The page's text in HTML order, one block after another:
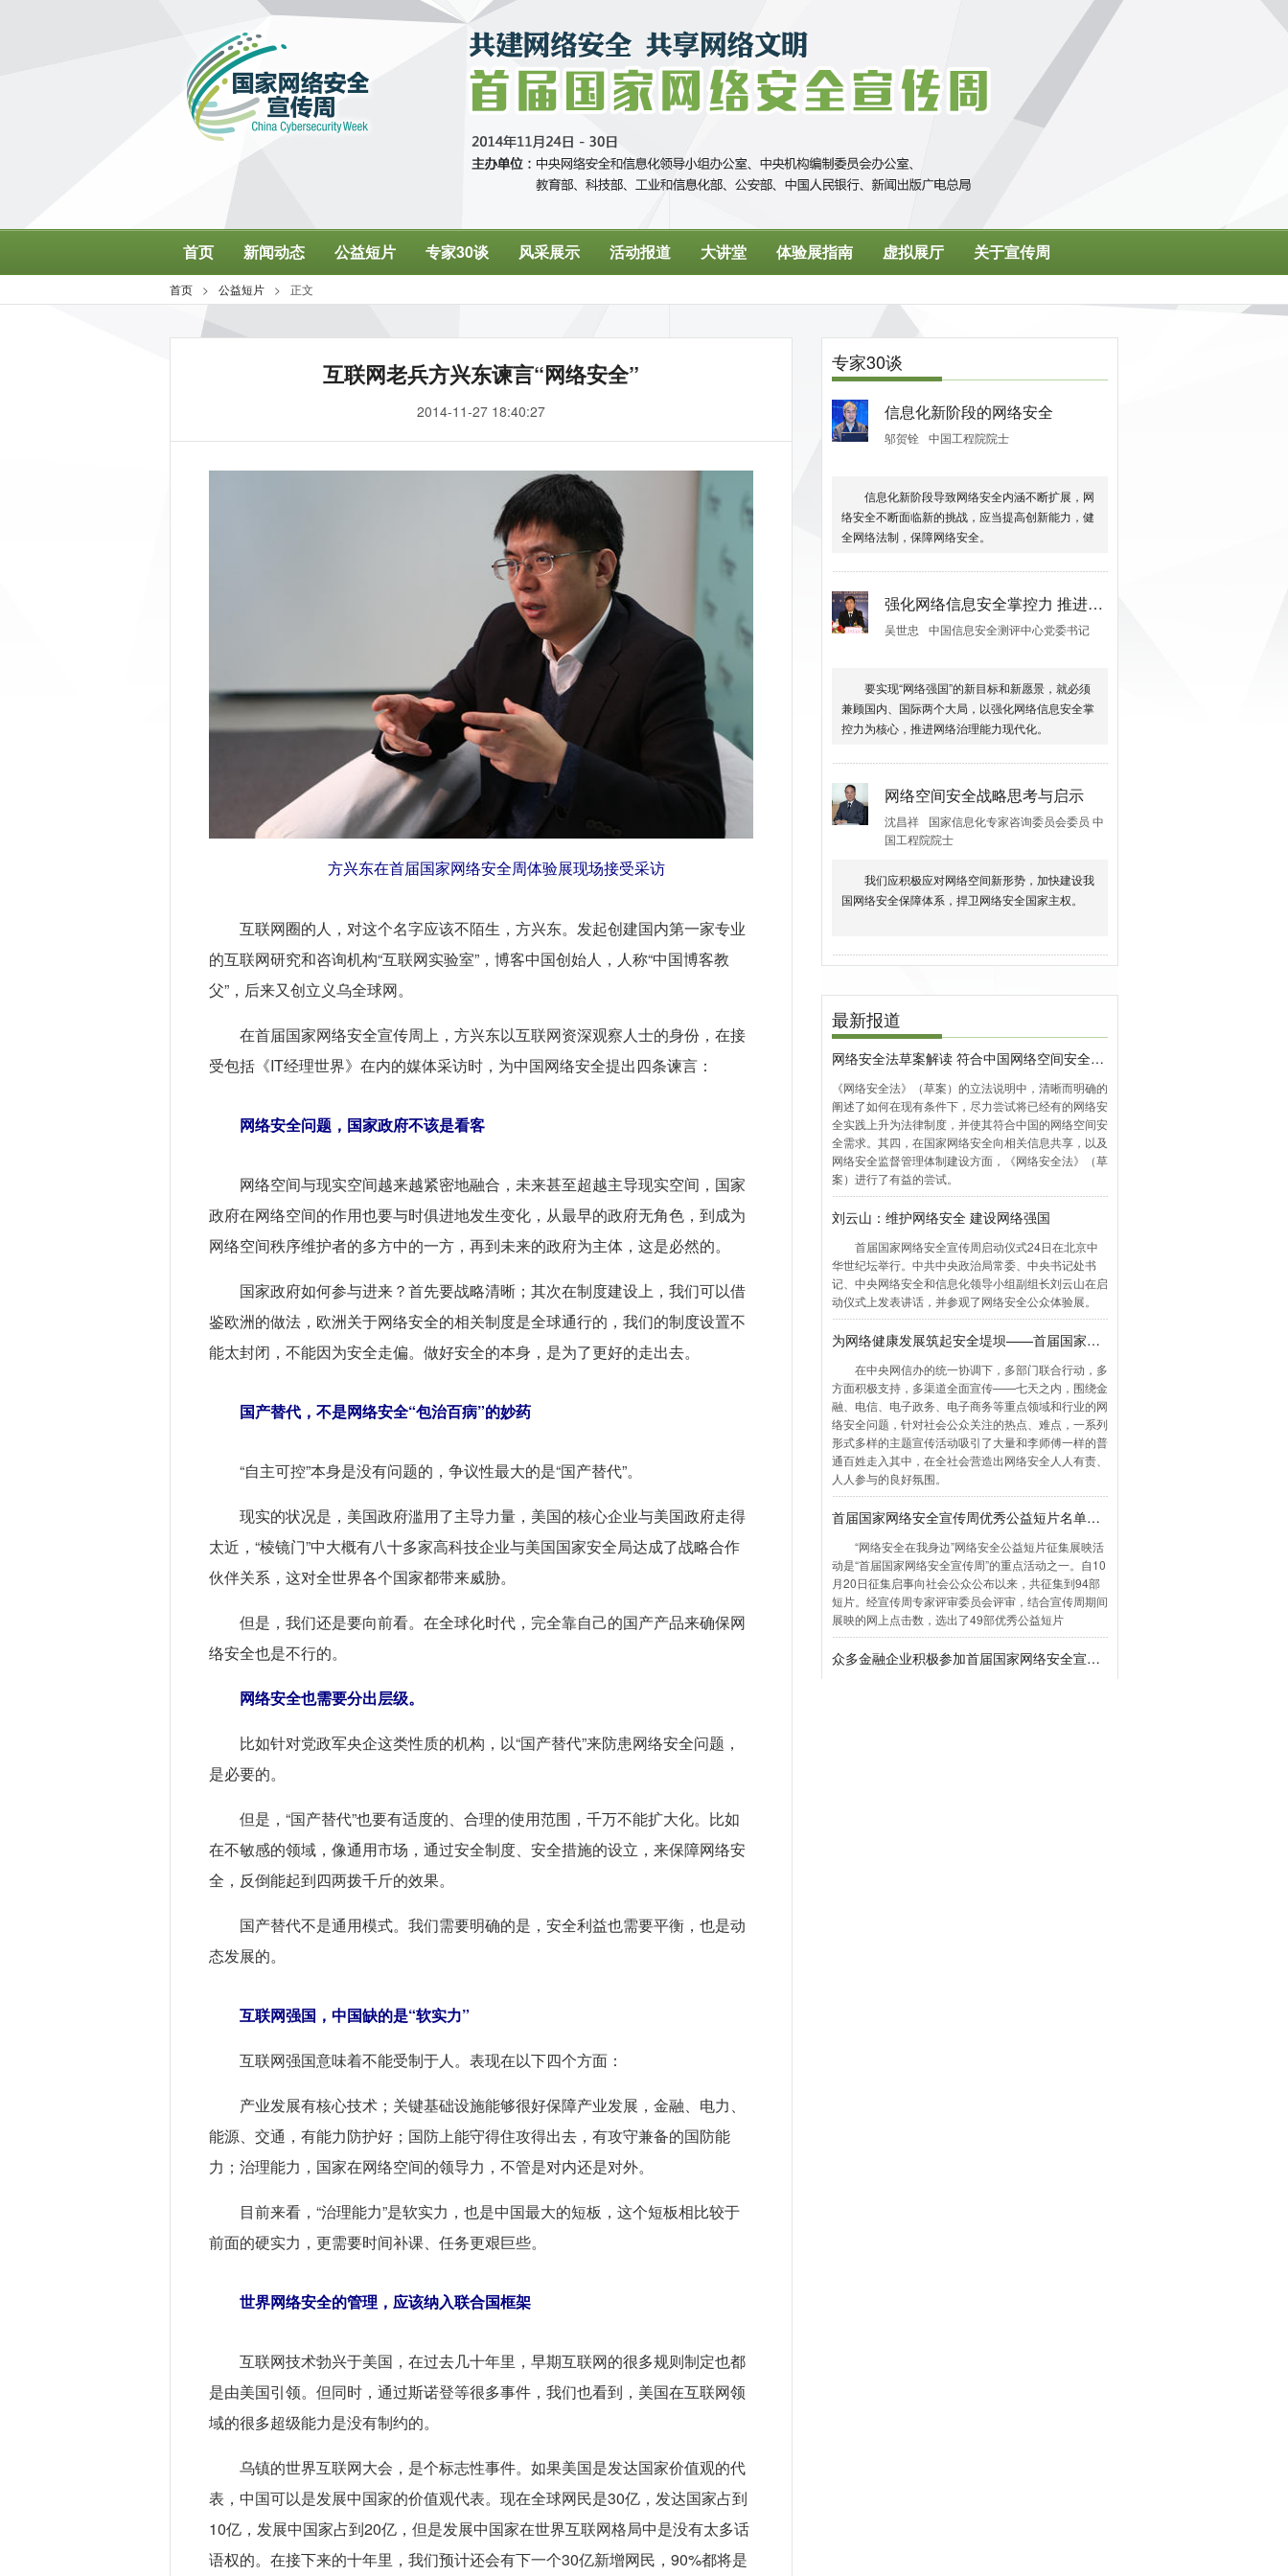
互联网老兵方兴东谏言“网络安全”
2014-11-27 18:40:27
方兴东在首届国家网络安全周体验展现场接受采访
互联网圈的人，对这个名字应该不陌生，方兴东。发起创建国内第一家专业
的互联网研究和咨询机构“互联网实验室”，博客中国创始人，人称“中国博客教
父”，后来又创立义乌全球网。
在首届国家网络安全宣传周上，方兴东以互联网资深观察人士的身份，在接
受包括《IT经理世界》在内的媒体采访时，为中国网络安全提出四条谏言：
网络安全问题，国家政府不该是看客
网络空间与现实空间越来越紧密地融合，未来甚至超越主导现实空间，国家
政府在网络空间的作用也要与时俱进地发生变化，从最早的政府无角色，到成为
网络空间秩序维护者的多方中的一方，再到未来的政府为主体，这是必然的。
国家政府如何参与进来？首先要战略清晰；其次在制度建设上，我们可以借
鉴欧洲的做法，欧洲关于网络安全的相关制度是全球通行的，我们的制度设置不
能太封闭，不能因为安全走偏。做好安全的本身，是为了更好的走出去。
国产替代，不是网络安全“包治百病”的妙药
“自主可控”本身是没有问题的，争议性最大的是“国产替代”。
现实的状况是，美国政府滥用了主导力量，美国的核心企业与美国政府走得
太近，“棱镜门”中大概有八十多家高科技企业与美国国家安全局达成了战略合作
伙伴关系，这对全世界各个国家都带来威胁。
但是，我们还是要向前看。在全球化时代，完全靠自己的国产产品来确保网
络安全也是不行的。
网络安全也需要分出层级。
比如针对党政军央企这类性质的机构，以“国产替代”来防患网络安全问题，
是必要的。
但是，“国产替代”也要有适度的、合理的使用范围，千万不能扩大化。比如
在不敏感的领域，像通用市场，通过安全制度、安全措施的设立，来保障网络安
全，反倒能起到四两拨千斤的效果。
国产替代不是通用模式。我们需要明确的是，安全利益也需要平衡，也是动
态发展的。
互联网强国，中国缺的是“软实力”
互联网强国意味着不能受制于人。表现在以下四个方面：
产业发展有核心技术；关键基础设施能够很好保障产业发展，金融、电力、
能源、交通，有能力防护好；国防上能守得住攻得出去，有攻守兼备的国防能
力；治理能力，国家在网络空间的领导力，不管是对内还是对外。
目前来看，“治理能力”是软实力，也是中国最大的短板，这个短板相比较于
前面的硬实力，更需要时间补课、任务更艰巨些。
世界网络安全的管理，应该纳入联合国框架
互联网技术勃兴于美国，在过去几十年里，早期互联网的很多规则制定也都
是由美国引领。但同时，通过斯诺登等很多事件，我们也看到，美国在互联网领
域的很多超级能力是没有制约的。
乌镇的世界互联网大会，是个标志性事件。如果美国是发达国家价值观的代
表，中国可以是发展中国家的价值观代表。现在全球网民是30亿，发达国家占到
10亿，发展中国家占到20亿，但是发展中国家在世界互联网格局中是没有太多话
语权的。在接下来的十年里，我们预计还会有下一个30亿新增网民，90%都将是